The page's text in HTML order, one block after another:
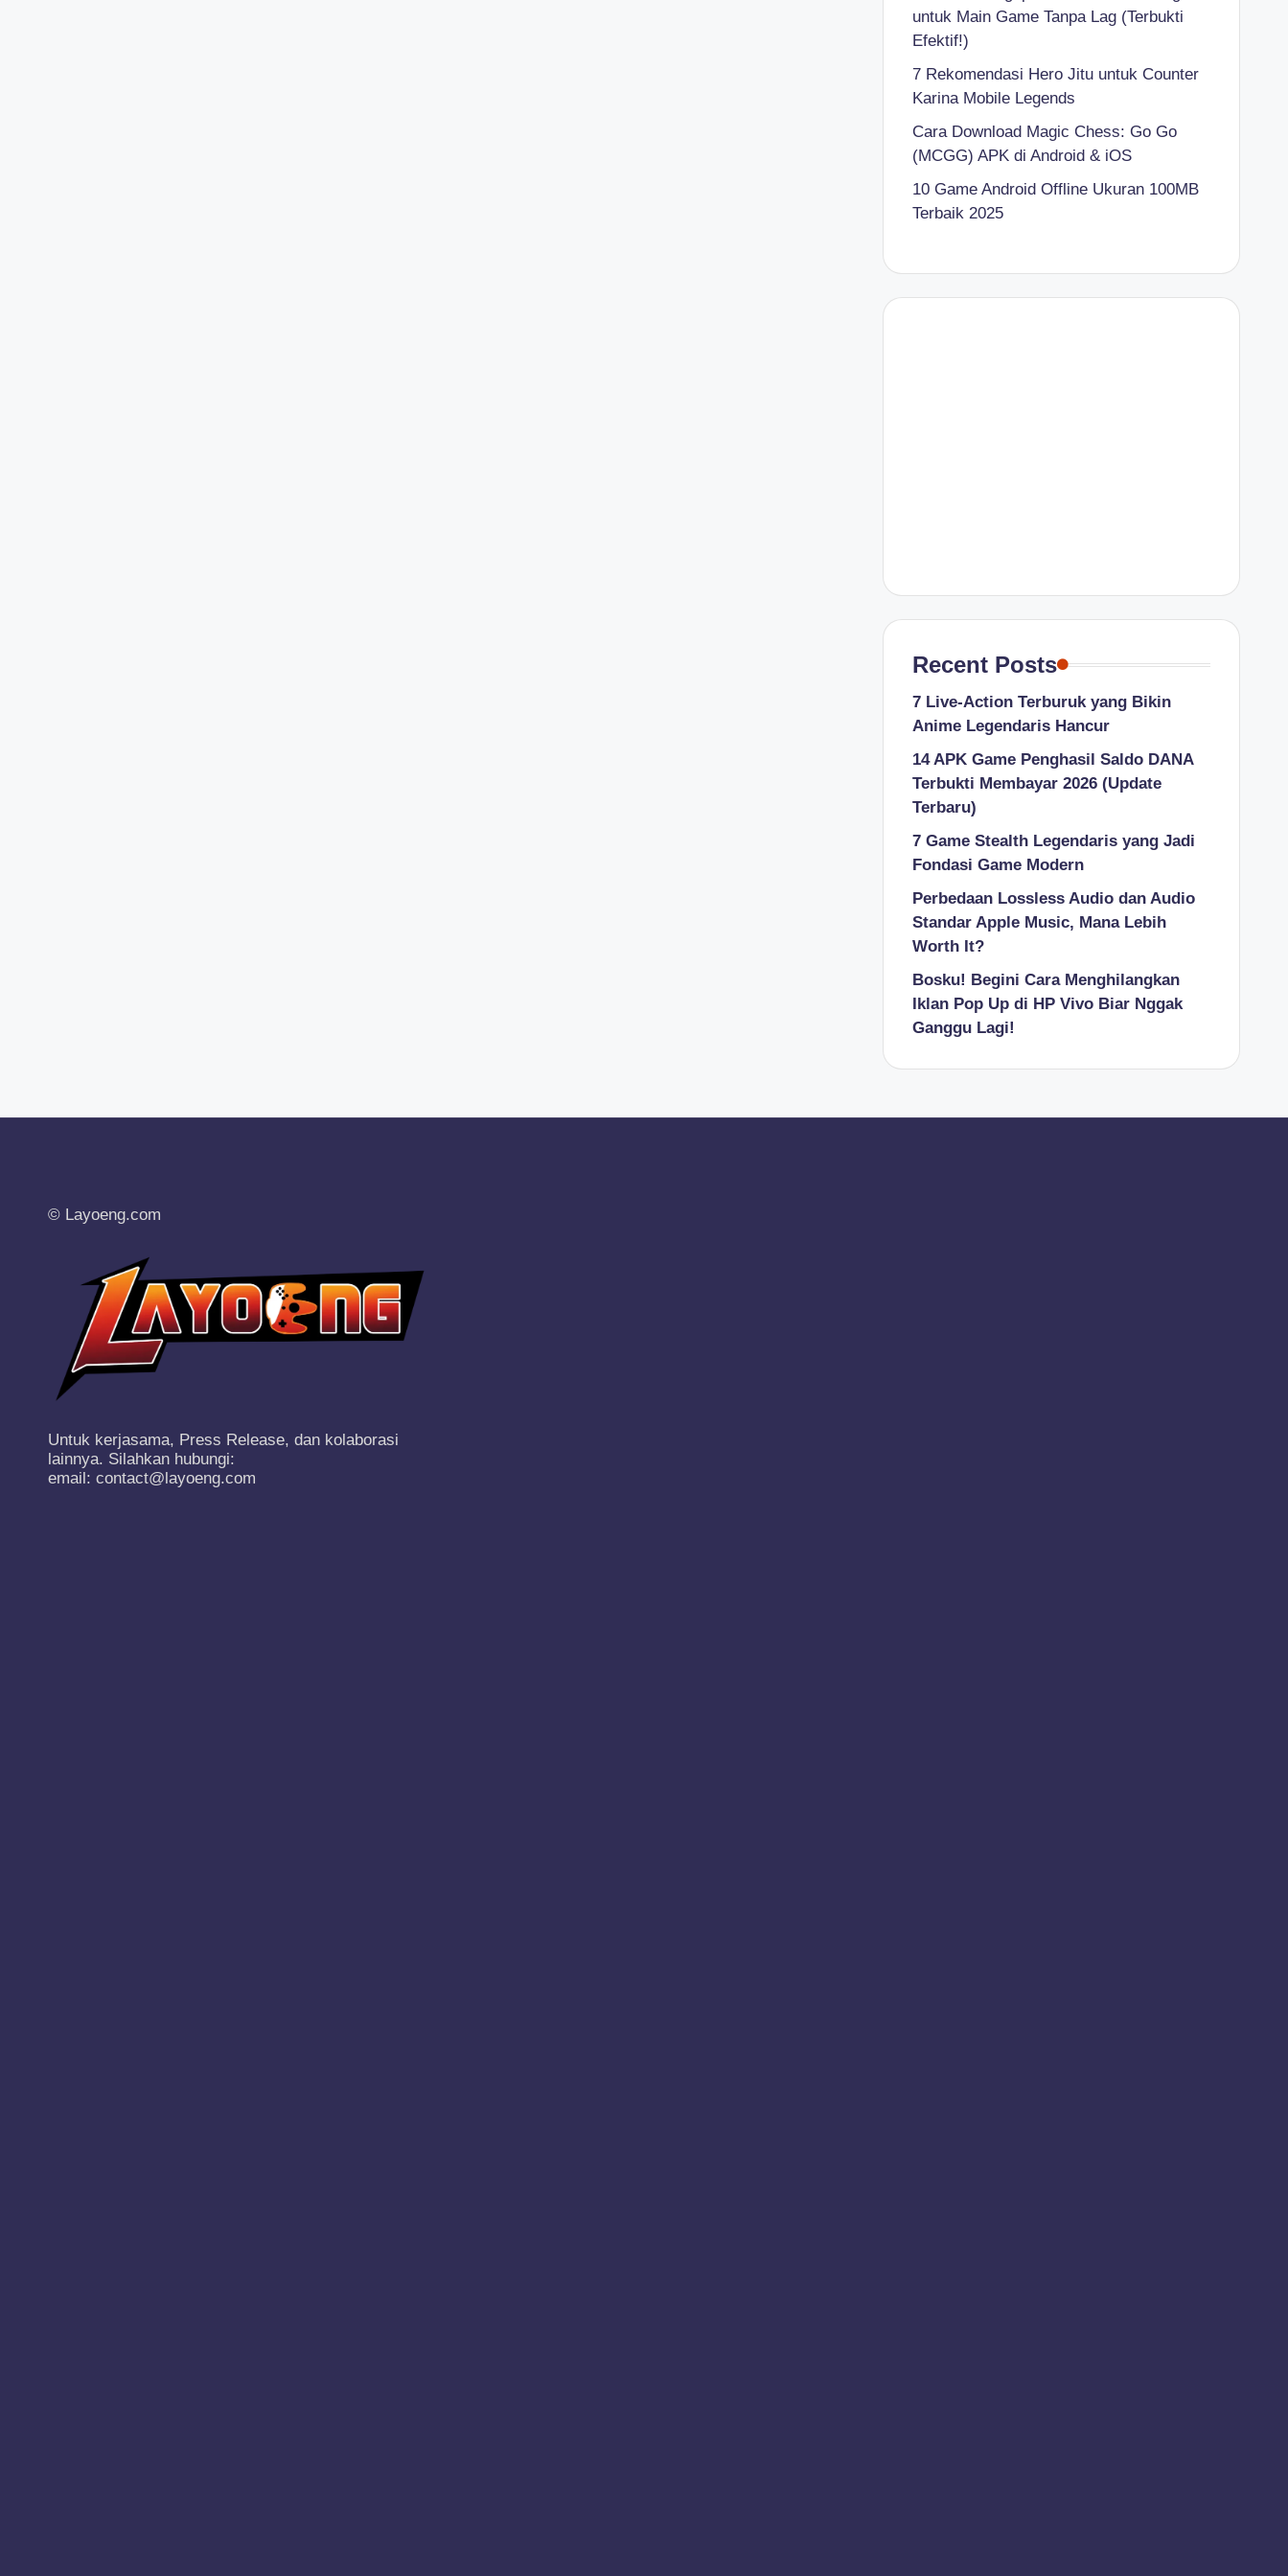
untuk Main Game Tanpa Lag (Terbukti
Efektif!)
7 Rekomendasi Hero Jitu untuk Counter
Karina Mobile Legends
Cara Download Magic Chess: Go Go
(MCGG) APK di Android & iOS
10 Game Android Offline Ukuran 100MB
Terbaik 2025
Recent Posts
7 Live-Action Terburuk yang Bikin
Anime Legendaris Hancur
14 APK Game Penghasil Saldo DANA
Terbukti Membayar 2026 (Update
Terbaru)
7 Game Stealth Legendaris yang Jadi
Fondasi Game Modern
Perbedaan Lossless Audio dan Audio
Standar Apple Music, Mana Lebih
Worth It?
Bosku! Begini Cara Menghilangkan
Iklan Pop Up di HP Vivo Biar Nggak
Ganggu Lagi!
© Layoeng.com
Untuk kerjasama, Press Release, dan kolaborasi
lainnya. Silahkan hubungi:
email: contact@layoeng.com